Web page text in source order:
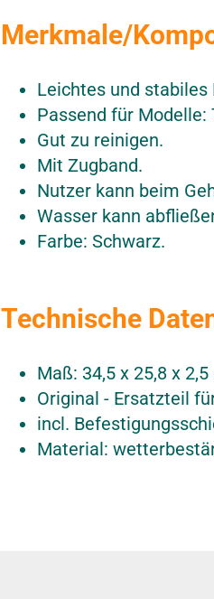
Merkmale/
Leichtes und stabiles
Passend für Modelle:
Gut zu reinigen.
Mit Zugband.
Nutzer kann beim
Wasser kann
Farbe: Schwarz.
Technische
Maß: 34,5 x 25,8 x
Original - Ersatzteil
incl.
Material: